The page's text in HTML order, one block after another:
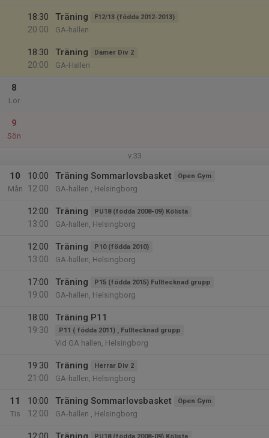
18:30
20:00
Träning F12/13 (födda 2012-2013)
GA-hallen
18:30
20:00
Träning Damer Div 2
GA-Hallen
8
Lör
9
Sön
v.33
10
Mån
10:00
12:00
Träning Sommarlovsbasket Open Gym
GA-hallen , Helsingborg
12:00
13:00
Träning PU18 (födda 2008-09) Kölista
GA-hallen, Helsingborg
12:00
13:00
Träning P10 (födda 2010)
GA-hallen, Helsingborg
17:00
19:00
Träning P15 (födda 2015) Fulltecknad grupp
GA-hallen, Helsingborg
18:00
19:30
Träning P11
P11 ( födda 2011) , Fulltecknad grupp
Vid GA hallen, Helsingborg
19:30
21:00
Träning Herrar Div 2
GA-hallen, Helsingborg
11
Tis
10:00
12:00
Träning Sommarlovsbasket Open Gym
GA-hallen , Helsingborg